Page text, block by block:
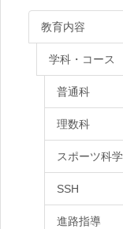
教育内容
学科・コース
普通科
理数科
スポーツ科
SSH
進路指導